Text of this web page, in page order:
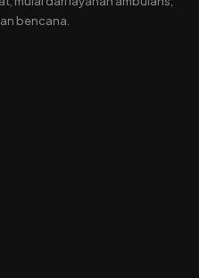
bencana.